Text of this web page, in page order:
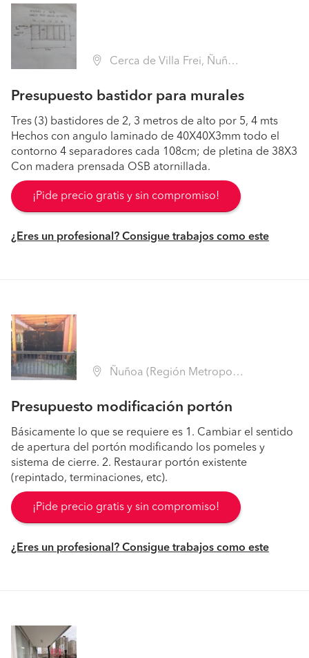
Cerca de Villa Frei, Ñuñoa (Región Metropolitana - Santiago)
Presupuesto bastidor para murales
Tres (3) bastidores de 2, 3 metros de alto por 5, 4 mts
Hechos con angulo laminado de 40X40X3mm todo el
contorno 4 separadores cada 108cm; de pletina de 38X3
Con madera prensada OSB atornillada.
¡Pide precio gratis y sin compromiso!
¿Eres un profesional? Consigue trabajos como este
Ñuñoa (Región Metropolitana - Santiago)
Presupuesto modificación portón
Básicamente lo que se requiere es 1. Cambiar el sentido
de apertura del portón modificando los pomeles y
sistema de cierre. 2. Restaurar portón existente
(repintado, terminaciones, etc).
¡Pide precio gratis y sin compromiso!
¿Eres un profesional? Consigue trabajos como este